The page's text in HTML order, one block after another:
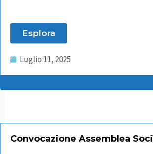
Esplora
Luglio 11, 2025
Convocazione Assemblea Soci